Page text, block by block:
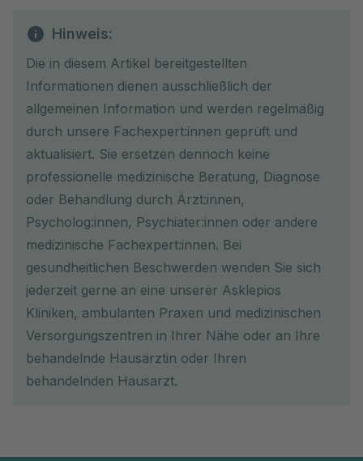
Hinweis:
Die in diesem Artikel bereitgestellten
Informationen dienen ausschließlich der
allgemeinen Information und werden regelmäßig
durch unsere Fachexpert:innen geprüft und
aktualisiert. Sie ersetzen dennoch keine
professionelle medizinische Beratung, Diagnose
oder Behandlung durch Ärzt:innen,
Psycholog:innen, Psychiater:innen oder andere
medizinische Fachexpert:innen. Bei
gesundheitlichen Beschwerden wenden Sie sich
jederzeit gerne an eine unserer Asklepios
Kliniken, ambulanten Praxen und medizinischen
Versorgungszentren in Ihrer Nähe oder an Ihre
behandelnde Hausärztin oder Ihren
behandelnden Hausarzt.